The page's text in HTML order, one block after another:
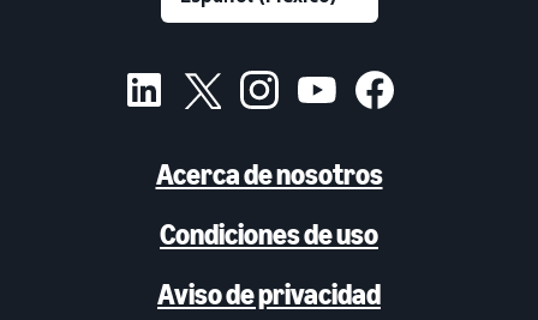
Acerca de nosotros
Condiciones de uso
Aviso de privacidad